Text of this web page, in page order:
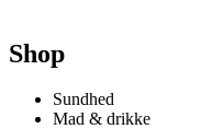
Shop
Sundhed
Mad & drikke